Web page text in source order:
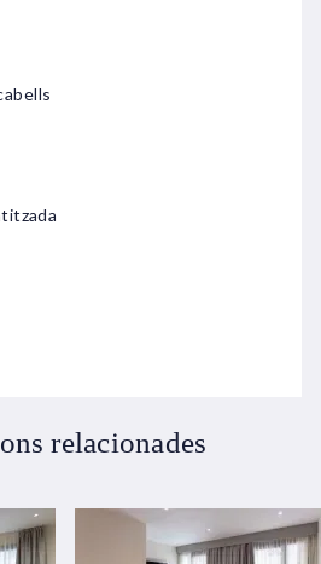
relacionades